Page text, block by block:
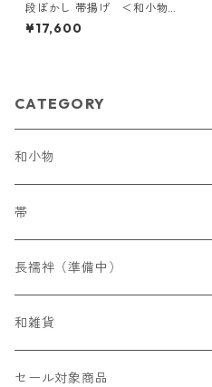
段ぼかし 帯揚げ ＜和小物さ
くら＞ SOA-88
¥17,600
CATEGORY
和小物
帯締め
フォーマル
カジュアル
帯揚げ
フォーマル
カジュアル
草履
バッグ
帯
染名古屋帯
織名古屋帯
長襦袢（準備中）
和雑貨
かんざし
セール対象商品